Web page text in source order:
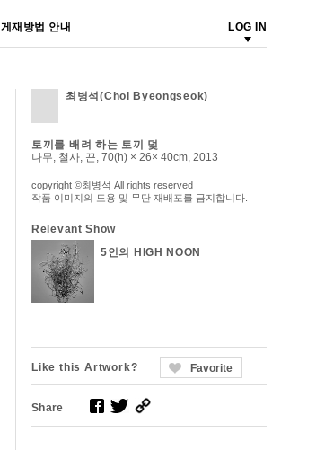
게재방법 안내 LOG IN
최병석(Choi Byeongseok)
토끼를 배려 하는 토끼 덫
나무, 철사, 끈, 70(h) × 26× 40cm, 2013
copyright ©최병석 All rights reserved
작품 이미지의 도용 및 무단 재배포를 금지합니다.
Relevant Show
5인의 HIGH NOON
Like this Artwork? Favorite
Share